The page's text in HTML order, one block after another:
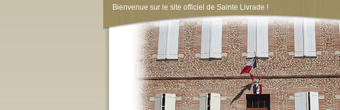
Bienvenue sur le site officiel de Sainte Livrade !